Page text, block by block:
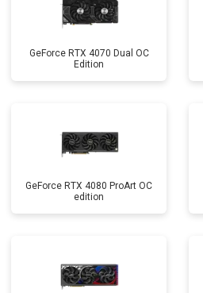
GeForce RTX 4070 Dual OC
Edition
GeForce RTX 4080 ProArt OC
edition